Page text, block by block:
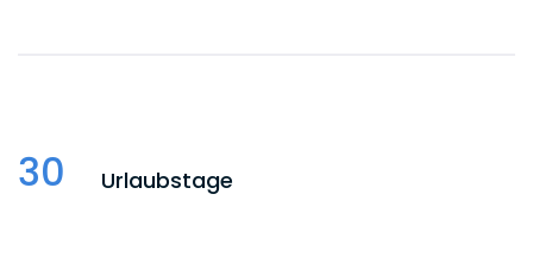
präsentieren.
30 Urlaubstage